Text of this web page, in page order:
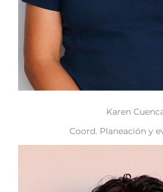
Karen
Coord. Planeación y